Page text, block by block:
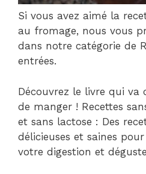
Si vous avez aimé la
au fromage, nous vous
dans notre catégorie de
entrées.
Découvrez le livre qui va
de manger ! Recettes
et sans lactose : Des
délicieuses et saines
votre digestion et